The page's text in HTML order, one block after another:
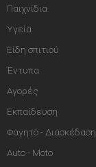
Παιχνίδια
Υγεία
Είδη σπιτιού
Έντυπα
Αγορές
Εκπαίδευση
Φαγητό - Διασκέδαση
Auto - Moto